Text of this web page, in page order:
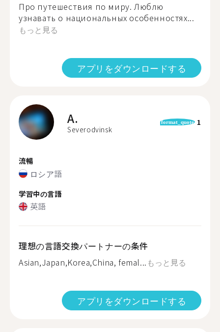
Про путешествия по миру. Люблю
узнавать о национальных особенностях...
もっと見る
アプリをダウンロードする
A.
Severodvinsk
format_quote 1
流暢
ロシア語
学習中の言語
英語
理想の言語交換パートナーの条件
Asian,Japan,Korea,China, femal... もっと見る
アプリをダウンロードする